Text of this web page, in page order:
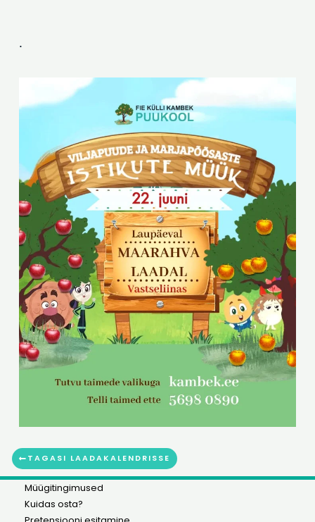
.
TAGASI LAADAKALENDRISSE
Müügitingimused
Kuidas osta?